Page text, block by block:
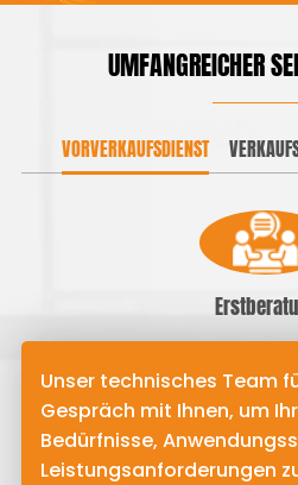
UMFANGREICHER
VORVERKAUFSDIENST
Unser technisches Team
Gespräch mit Ihnen, um
Bedürfnisse,
Leistungsanforderungen